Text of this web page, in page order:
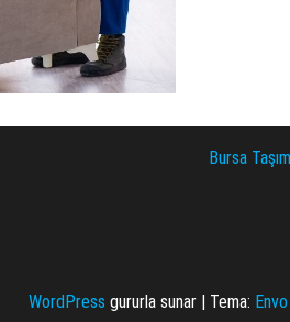
Bursa
WordPress gururla sunar Tema: